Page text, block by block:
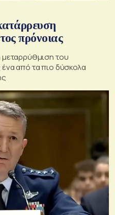
πρόνοιας
του
από τα πιο δύσκολα